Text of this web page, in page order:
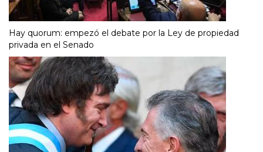
Hay quorum: empezó el debate por la Ley de propiedad
privada en el Senado